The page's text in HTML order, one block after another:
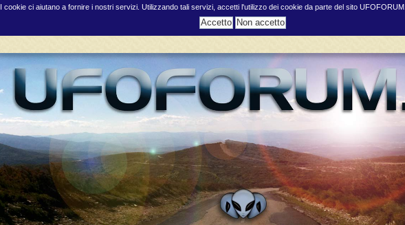
I cookie ci aiutano a fornire i nostri servizi. Utilizzando tali servizi, accetti l'utilizzo dei cookie da parte del sito UFOFORUM.